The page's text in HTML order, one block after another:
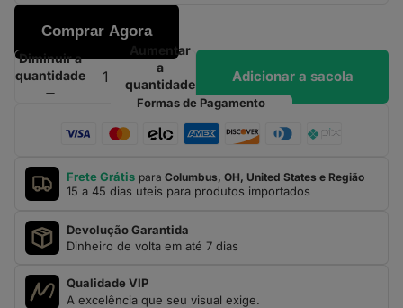
Comprar Agora
Diminuir a
quantidade
Aumentar
a
quantidade
Adicionar a sacola
Formas de Pagamento
Frete Grátis para Columbus, OH, United States e Região
15 a 45 dias uteis para produtos importados
Devolução Garantida
Dinheiro de volta em até 7 dias
Qualidade VIP
A excelência que seu visual exige.